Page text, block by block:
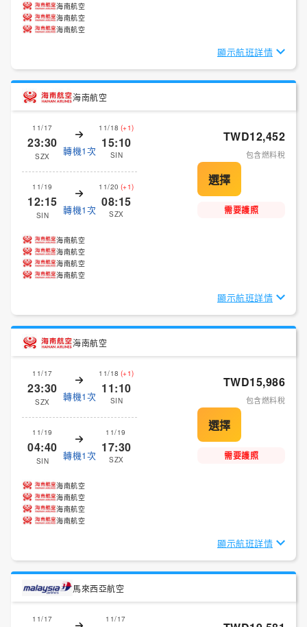
海南航空
海南航空
海南航空
顯示航班詳情
海南航空
11/17
23:30
SZX 轉機1次
11/18 (+1)
15:10
SIN
11/19
12:15
SIN 轉機1次
11/20 (+1)
08:15
SZX
TWD12,452
包含燃料稅
需要護照
海南航空
海南航空
海南航空
海南航空
顯示航班詳情
海南航空
11/17
23:30
SZX 轉機1次
11/18 (+1)
11:10
SIN
11/19
04:40
SIN 轉機1次
11/19
17:30
SZX
TWD15,986
包含燃料稅
需要護照
海南航空
海南航空
海南航空
海南航空
顯示航班詳情
馬來西亞航空
11/17 11/17